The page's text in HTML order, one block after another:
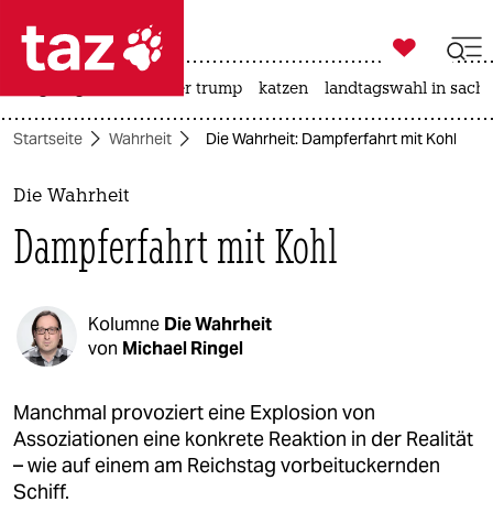
 taz zahl ich
taz zahl ich
themen
politik
öko
gesellschaft
kultur
sport
berlin

taz zahl ich
usa unter trump katzen landtagswahl in
Startseite Wahrheit Die Wahrheit: Dampferfahrt mit Kohl
Die Wahrheit
Dampferfahrt mit Kohl
Kolumne Die Wahrheit
von Michael Ringel
Manchmal provoziert eine Explosion von
Assoziationen eine konkrete Reaktion in der Realität
– wie auf einem am Reichstag vorbeituckernden
Schiff.